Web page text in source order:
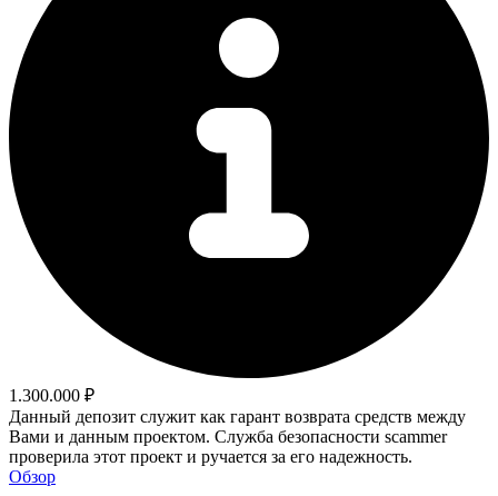
1.300.000 ₽
Данный депозит служит как гарант возврата средств между
Вами и данным проектом. Служба безопасности scammer
проверила этот проект и ручается за его надежность.
Обзор